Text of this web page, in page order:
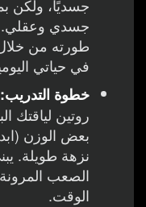
جسديًا، ولكن
جسدي وعقلي.
طورته من خلال
في حياتي
خطوة التدريب:
روتين لياقتك
بعض الوزن
نزهة طويلة.
الصعب المرونة
الوقت.